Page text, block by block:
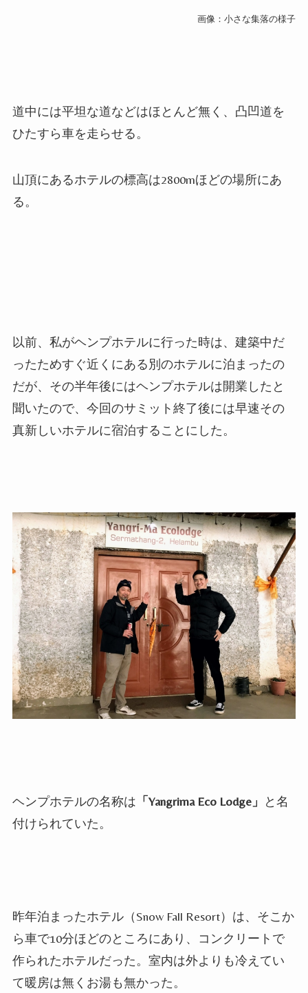
画像：小さな集落の様子
道中には平坦な道などはほとんど無く、凸凹道を
ひたすら車を走らせる。
山頂にあるホテルの標高は2800mほどの場所にあ
る。
以前、私がヘンプホテルに行った時は、建築中だ
ったためすぐ近くにある別のホテルに泊まったの
だが、その半年後にはヘンプホテルは開業したと
聞いたので、今回のサミット終了後には早速その
真新しいホテルに宿泊することにした。
ヘンプホテルの名称は 「Yangrima Eco Lodge」
と名
付けられていた。
昨年泊まったホテル（Snow Fall Resort）は、そこか
ら車で10分ほどのところにあり、コンクリートで
作られたホテルだった。室内は外よりも冷えてい
て暖房は無くお湯も無かった。